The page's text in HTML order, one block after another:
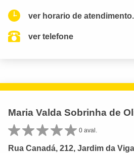
ver horario de atendimento.
ver telefone
Maria Valda Sobrinha de
0 aval.
Rua Canadá, 212, Jardim da